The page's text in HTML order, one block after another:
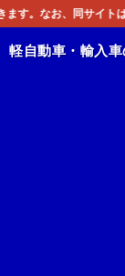
アドセンスによる広
軽自動車・輸入